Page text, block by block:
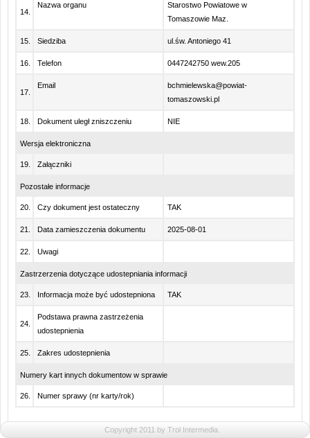
14.
Nazwa organu
Starostwo Powiatowe w
Tomaszowie Maz.
15. Siedziba ul.św. Antoniego 41
16. Telefon 0447242750 wew.205
17.
Email
bchmielewska@powiat-
tomaszowski.pl
18. Dokument uległ zniszczeniu NIE
Wersja elektroniczna
19. Załączniki
Pozostałe informacje
20. Czy dokument jest ostateczny TAK
21. Data zamieszczenia dokumentu 2025-08-01
22. Uwagi
Zastrzerzenia dotyczące udostepniania informacji
23. Informacja może być udostepniona TAK
24.
Podstawa prawna zastrzeżenia
udostepnienia
25. Zakres udostepnienia
Numery kart innych dokumentow w sprawie
26. Numer sprawy (nr karty/rok)
Copyright 2011 by Trol Intermedia.